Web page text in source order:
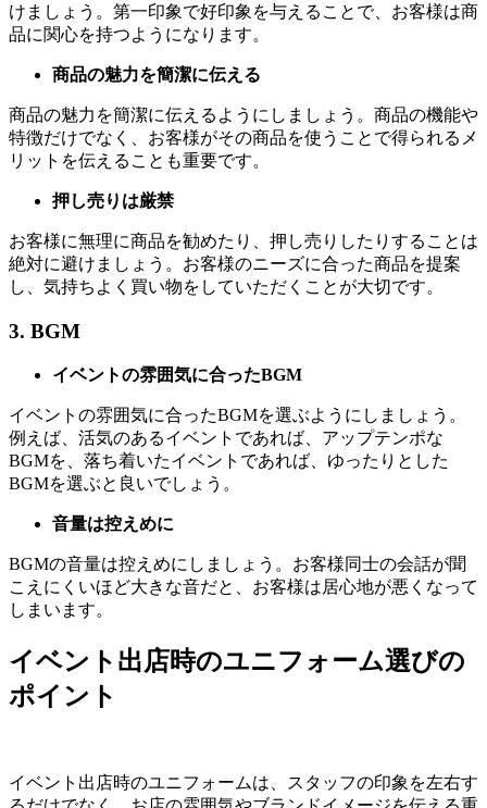
けましょう。第一印象で好印象を与えることで、お客様は商
品に関心を持つようになります。
商品の魅力を簡潔に伝える
商品の魅力を簡潔に伝えるようにしましょう。商品の機能や
特徴だけでなく、お客様がその商品を使うことで得られるメ
リットを伝えることも重要です。
押し売りは厳禁
お客様に無理に商品を勧めたり、押し売りしたりすることは
絶対に避けましょう。お客様のニーズに合った商品を提案
し、気持ちよく買い物をしていただくことが大切です。
3. BGM
イベントの雰囲気に合ったBGM
イベントの雰囲気に合ったBGMを選ぶようにしましょう。
例えば、活気のあるイベントであれば、アップテンポな
BGMを、落ち着いたイベントであれば、ゆったりとした
BGMを選ぶと良いでしょう。
音量は控えめに
BGMの音量は控えめにしましょう。お客様同士の会話が聞
こえにくいほど大きな音だと、お客様は居心地が悪くなって
しまいます。
イベント出店時のユニフォーム選びの
ポイント
イベント出店時のユニフォームは、スタッフの印象を左右す